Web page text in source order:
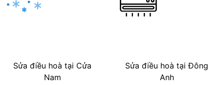
Sửa điều hoà tại Cửa
Nam
Sửa điều hoà tại Đông
Anh